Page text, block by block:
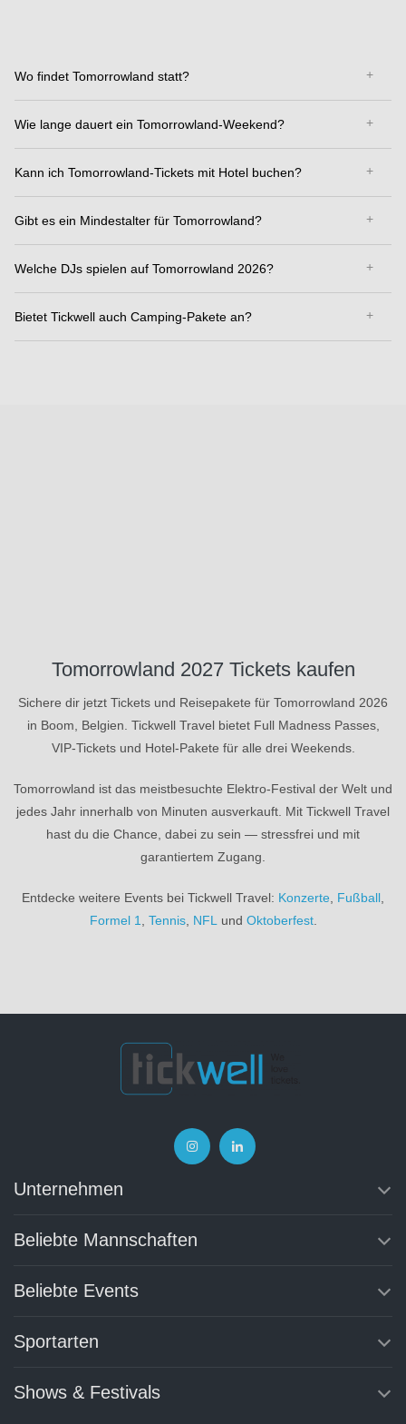
Wo findet Tomorrowland statt?
Wie lange dauert ein Tomorrowland-Weekend?
Kann ich Tomorrowland-Tickets mit Hotel buchen?
Gibt es ein Mindestalter für Tomorrowland?
Welche DJs spielen auf Tomorrowland 2026?
Bietet Tickwell auch Camping-Pakete an?
Tomorrowland 2027 Tickets kaufen
Sichere dir jetzt Tickets und Reisepakete für Tomorrowland 2026
in Boom, Belgien. Tickwell Travel bietet Full Madness Passes,
VIP-Tickets und Hotel-Pakete für alle drei Weekends.
Tomorrowland ist das meistbesuchte Elektro-Festival der Welt und
jedes Jahr innerhalb von Minuten ausverkauft. Mit Tickwell Travel
hast du die Chance, dabei zu sein — stressfrei und mit
garantiertem Zugang.
Entdecke weitere Events bei Tickwell Travel: Konzerte Fußball
Formel 1
Tennis, NFL und Oktoberfest.
Unternehmen
Beliebte Mannschaften
Beliebte Events
Sportarten
Shows & Festivals